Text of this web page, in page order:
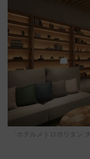
「ホテルメトロポリタン